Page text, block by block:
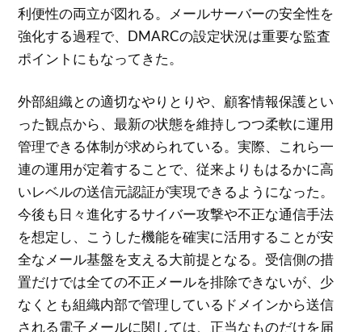
利便性の両立が図れる。メールサーバーの安全性を
強化する過程で、DMARCの設定状況は重要な監査
ポイントにもなってきた。
外部組織との適切なやりとりや、顧客情報保護とい
った観点から、最新の状態を維持しつつ柔軟に運用
管理できる体制が求められている。実際、これら一
連の運用が定着することで、従来よりもはるかに高
いレベルの送信元認証が実現できるようになった。
今後も日々進化するサイバー攻撃や不正な通信手法
を想定し、こうした機能を確実に活用することが安
全なメール基盤を支える大前提となる。受信側の措
置だけでは全ての不正メールを排除できないが、少
なくとも組織内部で管理しているドメインから送信
される電子メールに関しては、正当なものだけを届